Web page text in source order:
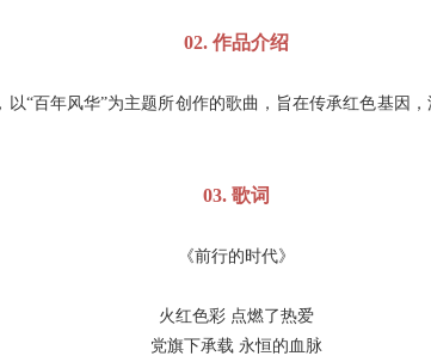
02. 作品介绍
以“百年风华”为主题所创作的歌曲，旨在传承红色基因
03. 歌词
《前行的时代》
火红色彩 点燃了热爱
党旗下承载 永恒的血脉